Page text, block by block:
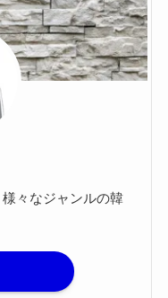
々なジャンルの韓